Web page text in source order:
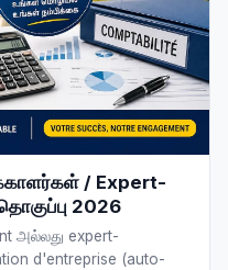
/ Expert-
2026
அல்லது expert-
d'entreprise (auto-